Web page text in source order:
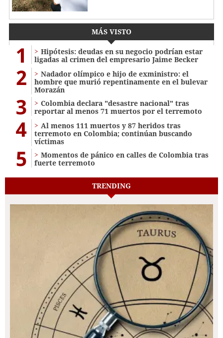
MÁS VISTO
1
Hipótesis: deudas en su negocio podrían estar
ligadas al crimen del empresario Jaime Becker
2
Nadador olímpico e hijo de exministro: el
hombre que murió repentinamente en el bulevar
Morazán
3
Colombia declara "desastre nacional" tras
reportar al menos 71 muertos por el terremoto
4
Al menos 111 muertos y 87 heridos tras
terremoto en Colombia; continúan buscando
víctimas
5
Momentos de pánico en calles de Colombia tras
fuerte terremoto
TRENDING